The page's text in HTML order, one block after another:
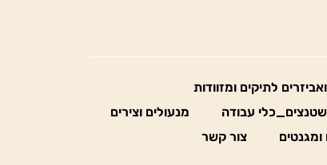
לתיקים ומזוודות
עבודה
מנעולים וצירים
צור קשר